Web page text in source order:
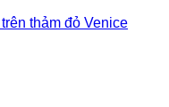
thảm đỏ Venice